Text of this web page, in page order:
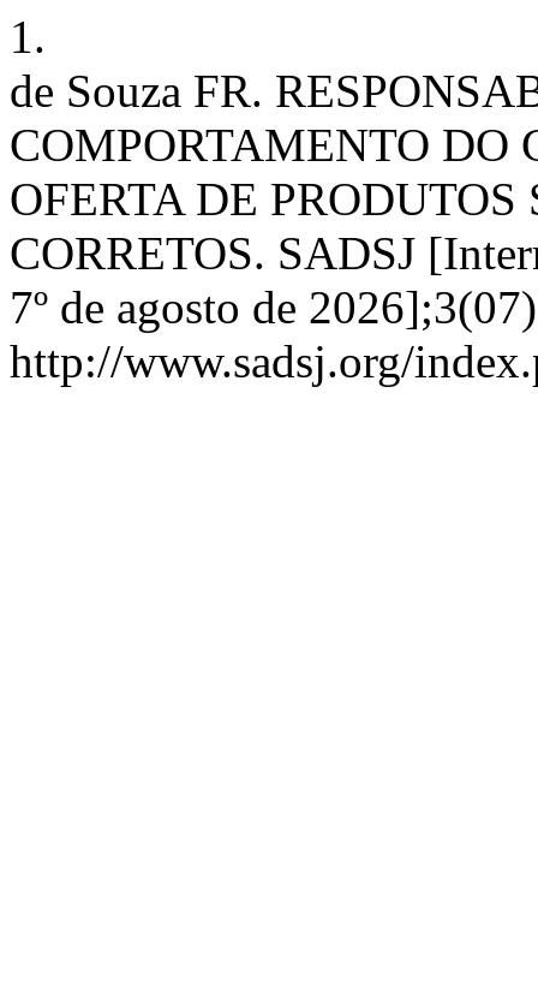
1.
de Souza FR.
COMPORTAMENTO DO
OFERTA DE
CORRETOS. SADSJ
7º de agosto de
http://www.sadsj.org/